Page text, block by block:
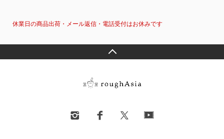
休業日の商品出荷・メール返信・電話受付はお休みです